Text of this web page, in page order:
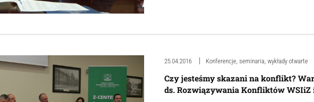
25.04.2016 Konferencje, seminaria, wykłady otwarte
Czy jesteśmy skazani na konflikt?
ds. Rozwiązywania Konfliktów WSIiZ